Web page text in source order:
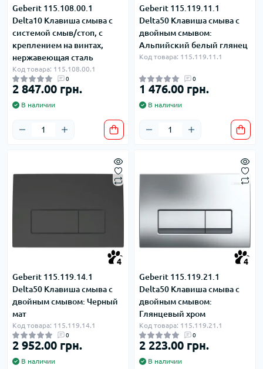
Geberit 115.108.00.1
Delta10 Клавиша смыва с
системой смыв/стоп, с
креплением на винтах,
нержавеющая сталь
Код товара: 115.108.00.1
0
2 847.00 грн.
В наличии
Geberit 115.119.11.1
Delta50 Клавиша смыва с
двойным смывом:
Альпийский белый глянец
Код товара: 115.119.11.1
0
1 476.00 грн.
В наличии
4
Geberit 115.119.14.1
Delta50 Клавиша смыва с
двойным смывом: Черный
мат
Код товара: 115.119.14.1
0
2 952.00 грн.
В наличии
4
Geberit 115.119.21.1
Delta50 Клавиша смыва с
двойным смывом:
Глянцевый хром
Код товара: 115.119.21.1
0
2 223.00 грн.
В наличии